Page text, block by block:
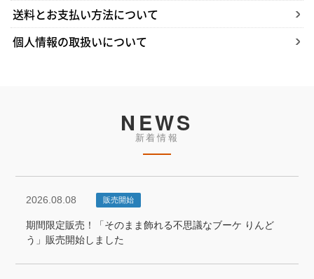
送料とお支払い方法について
個人情報の取扱いについて